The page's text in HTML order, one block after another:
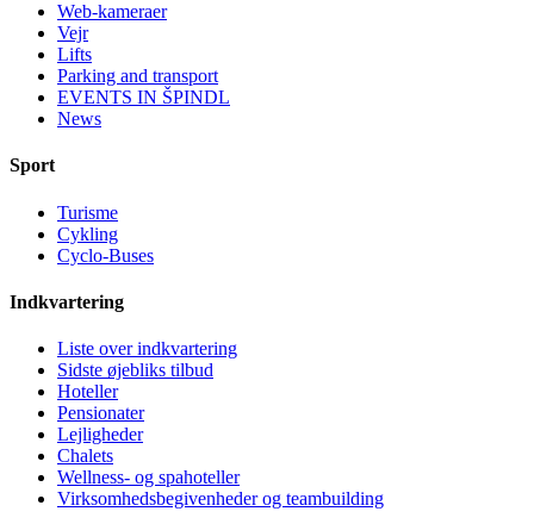
Web-kameraer
Vejr
Lifts
Parking and transport
EVENTS IN ŠPINDL
News
Sport
Turisme
Cykling
Cyclo-Buses
Indkvartering
Liste over indkvartering
Sidste øjebliks tilbud
Hoteller
Pensionater
Lejligheder
Chalets
Wellness- og spahoteller
Virksomhedsbegivenheder og teambuilding